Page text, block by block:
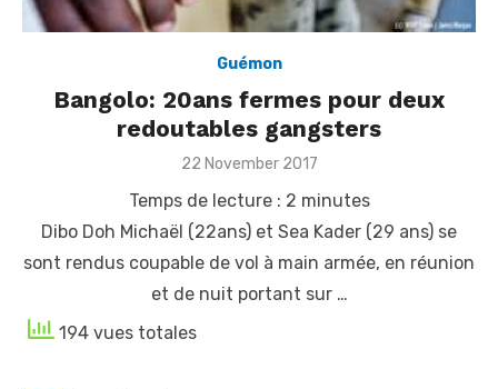
Guémon
Bangolo: 20ans fermes pour deux
redoutables gangsters
Posted
22 November 2017
Temps de lecture : 2 minutes
Dibo Doh Michaël (22ans) et Sea Kader (29 ans) se
sont rendus coupable de vol à main armée, en réunion
et de nuit portant sur …
194 vues totales